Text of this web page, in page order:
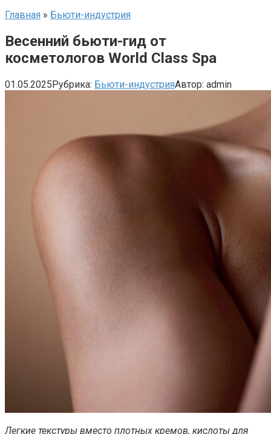
Главная » Бьюти-индустрия
Весенний бьюти-гид от
косметологов World Class Spa
01.05.2025Рубрика: Бьюти-индустрияАвтор: admin
Легкие текстуры вместо плотных кремов, кислоты для